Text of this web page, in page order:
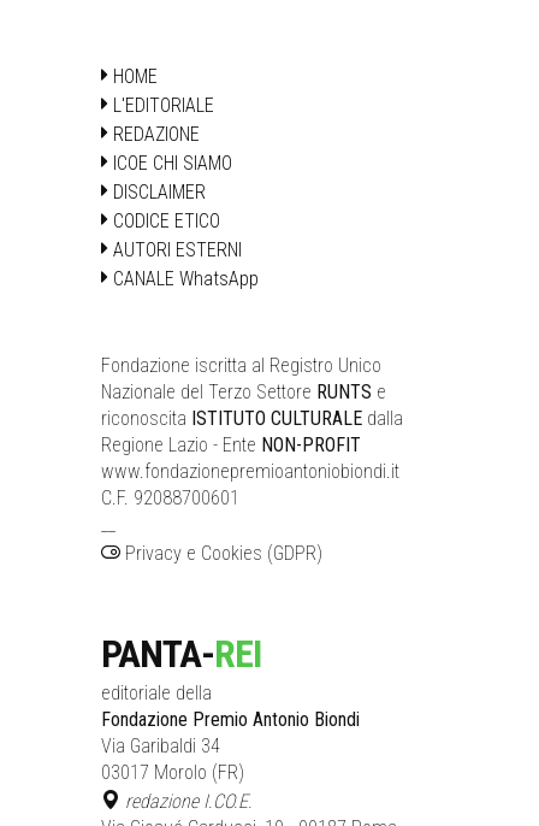
HOME
L'EDITORIALE
REDAZIONE
ICOE CHI SIAMO
DISCLAIMER
CODICE ETICO
AUTORI ESTERNI
CANALE WhatsApp
Fondazione iscritta al Registro Unico
Nazionale del Terzo Settore RUNTS e
riconoscita ISTITUTO CULTURALE dalla
Regione Lazio - Ente NON-PROFIT
www.fondazionepremioantoniobiondi.it
C.F. 92088700601
Privacy e Cookies (GDPR)
PANTA-REI
editoriale della
Fondazione Premio Antonio Biondi
Via Garibaldi 34
03017 Morolo (FR)
redazione I.CO.E.